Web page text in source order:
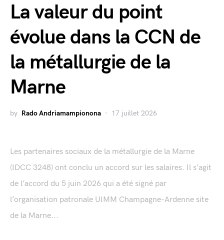
La valeur du point
évolue dans la CCN de
la métallurgie de la
Marne
by Rado Andriamampionona 17 juillet 2026
Les partenaires sociaux de la métallurgie de la Marne
(IDCC 3248) ont conclu un accord sur les salaires. Il s’agit
de l’accord du 5 juin 2026 qui a été signé par
l’organisation patronale UIMM Champagne-Ardenne site
de la Marne...